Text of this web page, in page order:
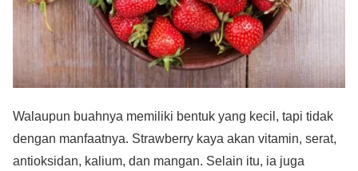
Walaupun buahnya memiliki bentuk yang kecil, tapi tidak
dengan manfaatnya. Strawberry kaya akan vitamin, serat,
antioksidan, kalium, dan mangan. Selain itu, ia juga